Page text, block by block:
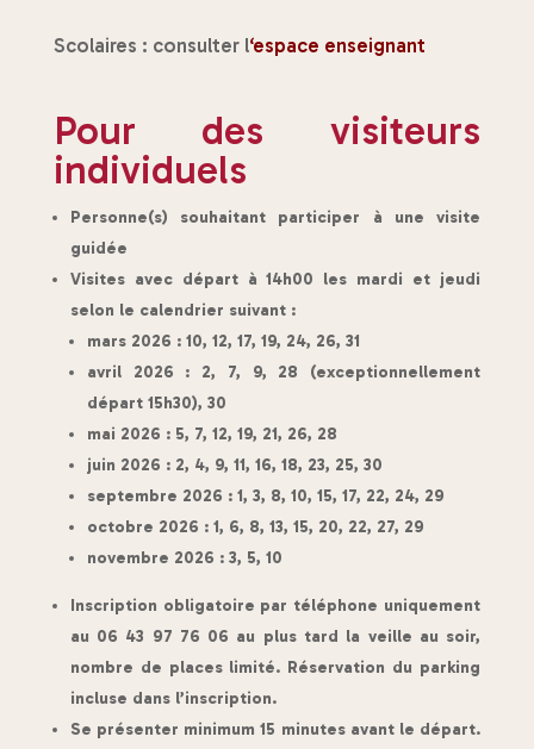
Scolaires : consulter l‘espace enseignant
Pour des visiteurs
individuels
Personne(s) souhaitant participer à une visite
guidée
Visites avec départ à 14h00 les mardi et jeudi
selon le calendrier suivant :
mars 2026 : 10, 12, 17, 19, 24, 26, 31
avril 2026 : 2, 7, 9, 28 (exceptionnellement
départ 15h30), 30
mai 2026 : 5, 7, 12, 19, 21, 26, 28
juin 2026 : 2, 4, 9, 11, 16, 18, 23, 25, 30
septembre 2026 : 1, 3, 8, 10, 15, 17, 22, 24, 29
octobre 2026 : 1, 6, 8, 13, 15, 20, 22, 27, 29
novembre 2026 : 3, 5, 10
Inscription obligatoire par téléphone uniquement
au 06 43 97 76 06 au plus tard la veille au soir,
nombre de places limité. Réservation du parking
incluse dans l’inscription.
Se présenter minimum 15 minutes avant le départ.